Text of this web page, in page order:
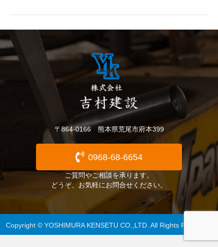
〒864-0166 熊本県荒尾市府本399
0968-68-6654
ご質問やご相談を承ります。
どうぞ、お気軽にお問合せください。
Copyright © YOSHIMURA KENSETU CO.,LTD. All Rights Reserved.